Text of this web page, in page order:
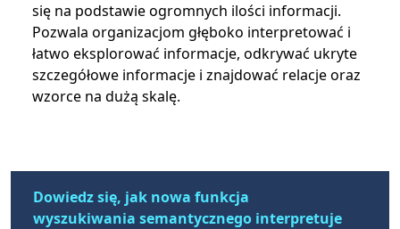
się na podstawie ogromnych ilości informacji.
Pozwala organizacjom głęboko interpretować i
łatwo eksplorować informacje, odkrywać ukryte
szczegółowe informacje i znajdować relacje oraz
wzorce na dużą skalę.
Dowiedz się, jak nowa funkcja
wyszukiwania semantycznego interpretuje